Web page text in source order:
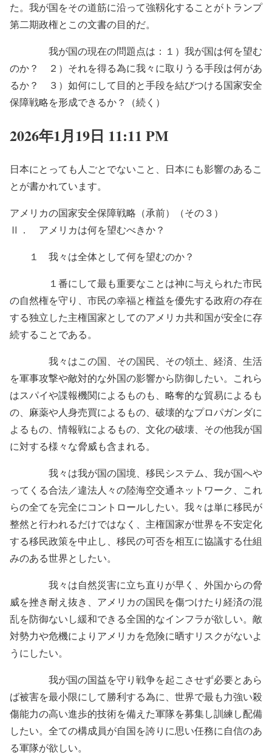
た。我が国をその道筋に沿って強靱化することがトランプ
第二期政権とこの文書の目的だ。
我が国の現在の問題点は：１）我が国は何を望む
のか？ ２）それを得る為に我々に取りうる手段は何があ
るか？ ３）如何にして目的と手段を結びつける国家安全
保障戦略を形成できるか？（続く）
2026年1月19日 11:11 PM
日本にとっても人ごとでないこと、日本にも影響のあるこ
とが書かれています。
アメリカの国家安全保障戦略（承前）（その３）
Ⅱ． アメリカは何を望むべきか？
１ 我々は全体として何を望むのか？
１番にして最も重要なことは神に与えられた市民
の自然権を守り、市民の幸福と権益を優先する政府の存在
する独立した主権国家としてのアメリカ共和国が安全に存
続することである。
我々はこの国、その国民、その領土、経済、生活
を軍事攻撃や敵対的な外国の影響から防御したい。これら
はスパイや諜報機関によるものも、略奪的な貿易によるも
の、麻薬や人身売買によるもの、破壊的なプロパガンダに
よるもの、情報戦によるもの、文化の破壊、その他我が国
に対する様々な脅威も含まれる。
我々は我が国の国境、移民システム、我が国へや
ってくる合法／違法人々の陸海空交通ネットワーク、これ
らの全てを完全にコントロールしたい。我々は単に移民が
整然と行われるだけではなく、主権国家が世界を不安定化
する移民政策を中止し、移民の可否を相互に協議する仕組
みのある世界としたい。
我々は自然災害に立ち直りが早く、外国からの脅
威を挫き耐え抜き、アメリカの国民を傷つけたり経済の混
乱を防御ないし緩和できる全国的なインフラが欲しい。敵
対勢力や危機によりアメリカを危険に晒すリスクがないよ
うにしたい。
我が国の国益を守り戦争を起こさせず必要とあら
ば被害を最小限にして勝利する為に、世界で最も力強い殺
傷能力の高い進歩的技術を備えた軍隊を募集し訓練し配備
したい。全ての構成員が自国を誇りに思い任務に自信のあ
る軍隊が欲しい。